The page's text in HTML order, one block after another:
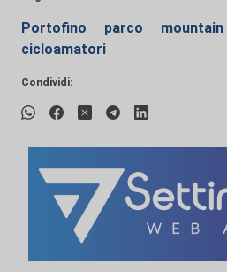
Portofino parco mountain
cicloamatori
Condividi: